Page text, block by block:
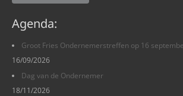
Agenda:
Groot Fries Ondernemerstreffen op 16
16/09/2026
Dag van de Ondernemer
18/11/2026